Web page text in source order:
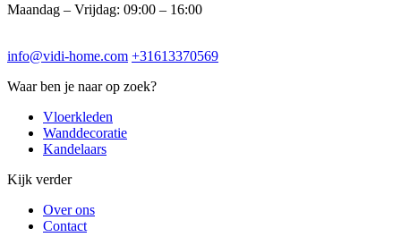
Maandag – Vrijdag: 09:00 – 16:00
info@vidi-home.com +31613370569
Waar ben je naar op zoek?
Vloerkleden
Wanddecoratie
Kandelaars
Kijk verder
Over ons
Contact